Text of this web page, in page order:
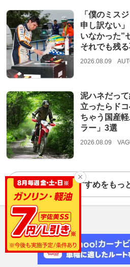
「僕のミス
申し訳ない
いなかった”
それでも残
2026.08.09
泥ハネだっ
立ったらド
ちゃう国産
ラー」3選
2026.08.09
おすすめをもっ